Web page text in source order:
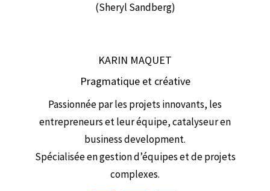
(Sheryl Sandberg)
KARIN MAQUET
Pragmatique et créative
Passionnée par les projets innovants, les
entrepreneurs et leur équipe, catalyseur en
business development.
Spécialisée en gestion d’équipes et de projets
complexes.